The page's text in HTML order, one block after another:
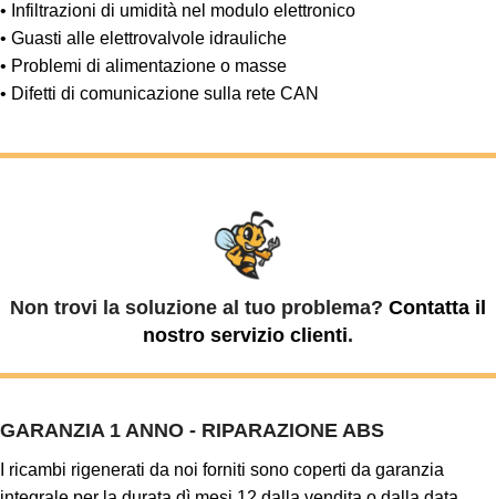
• Infiltrazioni di umidità nel modulo elettronico
• Guasti alle elettrovalvole idrauliche
• Problemi di alimentazione o masse
• Difetti di comunicazione sulla rete CAN
Non trovi la soluzione al tuo problema? Contatta il
nostro servizio clienti.
GARANZIA 1 ANNO - RIPARAZIONE ABS
I ricambi rigenerati da noi forniti sono coperti da garanzia